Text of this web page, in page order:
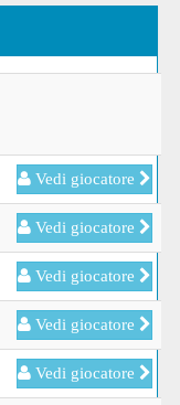
Vedi giocatore
Vedi giocatore
Vedi giocatore
Vedi giocatore
Vedi giocatore